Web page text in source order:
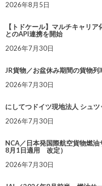
2026年8月5日
【トドケール】マルチキャリ
とのAPI連携を開始
2026年7月30日
JR貨物／お盆休み期間の貨物
2026年7月30日
にしてつドイツ現地法人 シュ
2026年7月30日
NCA／日本発国際航空貨物燃
8月1日適用 改定）
2026年7月30日